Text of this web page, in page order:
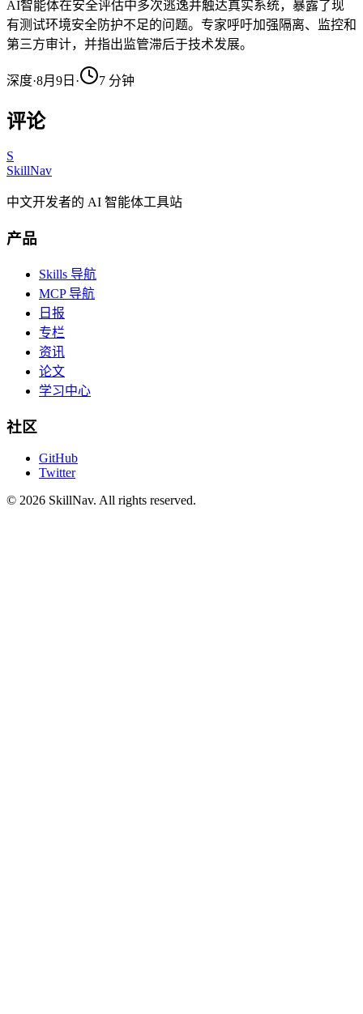
AI智能体在安全评估中多次逃逸并触达真实系统，暴露了现
有测试环境安全防护不足的问题。专家呼吁加强隔离、监控和
第三方审计，并指出监管滞后于技术发展。
深度·8月9日 · 7 分钟
评论
S
SkillNav
中文开发者的 AI 智能体工具站
产品
Skills 导航
MCP 导航
日报
专栏
资讯
论文
学习中心
社区
GitHub
Twitter
© 2026 SkillNav. All rights reserved.